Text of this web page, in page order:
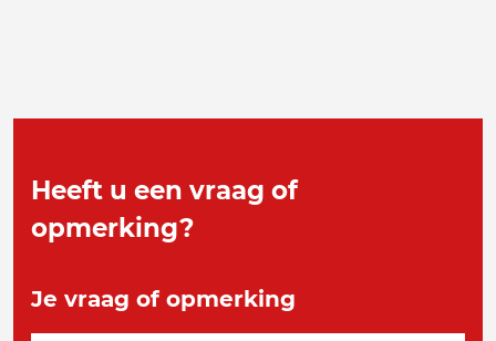
Heeft u een vraag of
opmerking?
Je vraag of opmerking